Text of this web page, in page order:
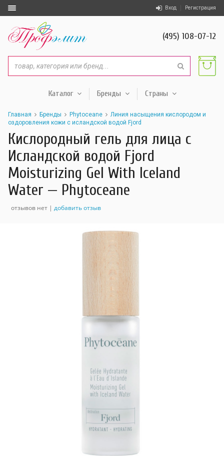
Вход Регистрация
(495) 108-07-12
Каталог Бренды Страны
Главная Бренды Phytoceane
Линия насыщения кислородом и
оздоровления кожи с исландской водой Fjord
Кислородный гель для лица с
Исландской водой Fjord
Moisturizing Gel With Iceland
Water — Phytoceane
отзывов нет | добавить отзыв